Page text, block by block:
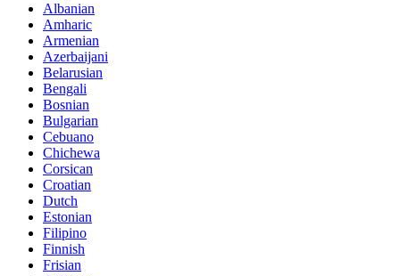
Albanian
Amharic
Armenian
Azerbaijani
Belarusian
Bengali
Bosnian
Bulgarian
Cebuano
Chichewa
Corsican
Croatian
Dutch
Estonian
Filipino
Finnish
Frisian